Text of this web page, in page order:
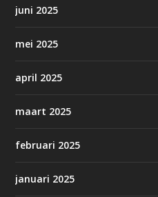
juni 2025
mei 2025
april 2025
maart 2025
februari 2025
januari 2025